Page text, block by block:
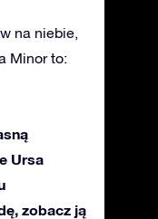
na niebie,
Minor to:
Ursa
zobacz ją